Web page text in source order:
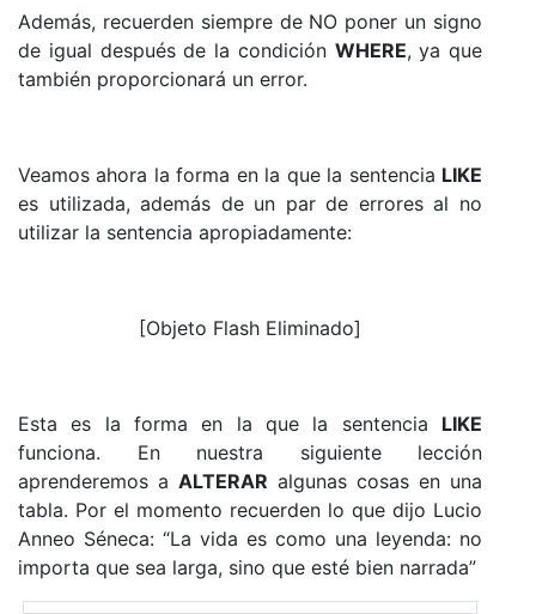
Además, recuerden siempre de NO poner un signo
de igual después de la condición WHERE, ya que
también proporcionará un error.
Veamos ahora la forma en la que la sentencia LIKE
es utilizada, además de un par de errores al no
utilizar la sentencia apropiadamente:
[Objeto Flash Eliminado]
Esta es la forma en la que la sentencia LIKE
funciona. En nuestra siguiente lección
aprenderemos a ALTERAR algunas cosas en una
tabla. Por el momento recuerden lo que dijo Lucio
Anneo Séneca: “La vida es como una leyenda: no
importa que sea larga, sino que esté bien narrada”